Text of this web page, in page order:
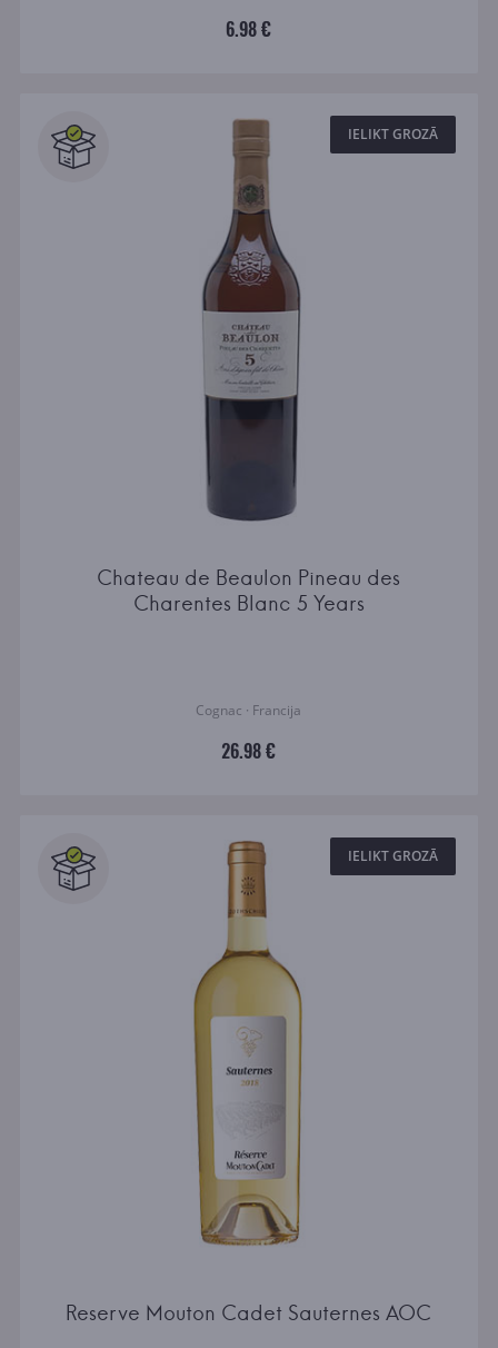
6.98 €
IELIKT GROZĀ
Chateau de Beaulon Pineau des
Charentes Blanc 5 Years
Cognac · Francija
26.98 €
IELIKT GROZĀ
Reserve Mouton Cadet Sauternes AOC